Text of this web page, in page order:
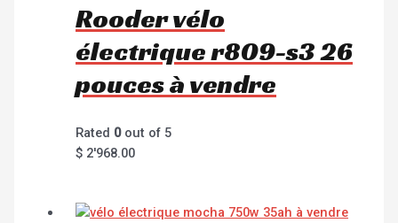
Rooder vélo
électrique r809-s3 26
pouces à vendre
Rated 0out of 5
$ 2'968.00